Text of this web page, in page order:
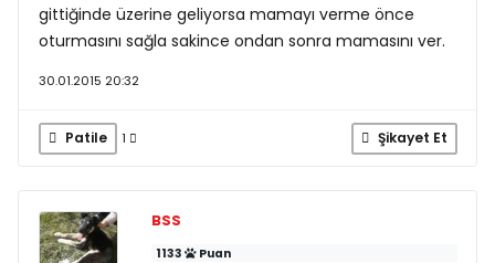
gittiğinde üzerine geliyorsa mamayı verme önce
oturmasını sağla sakince ondan sonra mamasını ver.
30.01.2015 20:32
Patile 1 Şikayet Et
BSS
1133 Puan